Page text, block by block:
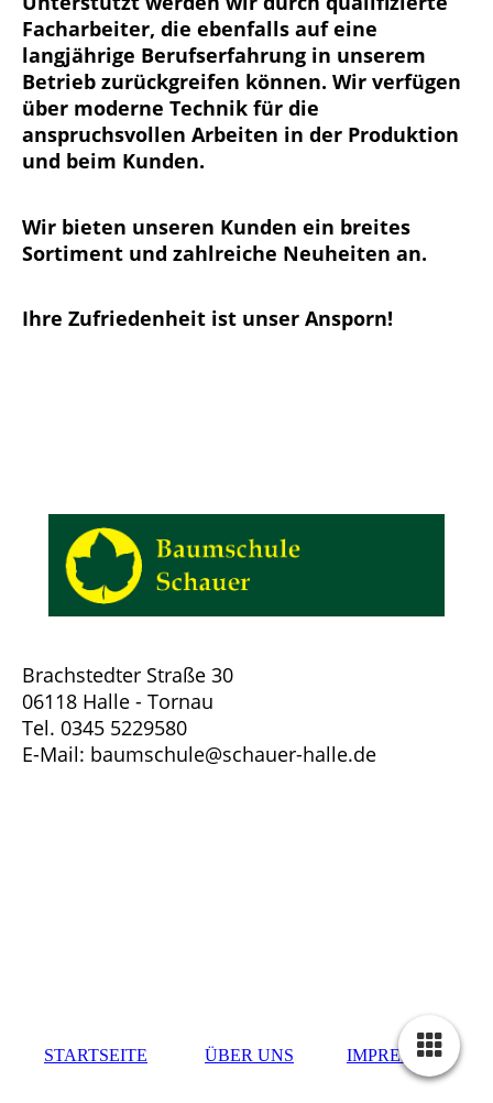
Facharbeiter, die ebenfalls auf eine
langjährige Berufserfahrung in unserem
Betrieb zurückgreifen können. Wir verfügen
über moderne Technik für die
anspruchsvollen Arbeiten in der Produktion
und beim Kunden.
Wir bieten unseren Kunden ein breites
Sortiment und zahlreiche Neuheiten an.
Ihre Zufriedenheit ist unser Ansporn!
Brachstedter Straße 30
06118 Halle - Tornau
Tel. 0345 5229580
E-Mail: baumschule@schauer-halle.de
STARTSEITE ÜBER UNS IMPRESSUM